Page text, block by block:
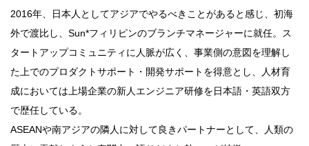
2016年、日本人としてアジアでやるべきことがあると感じ、初海
外で渡比し、Sun*フィリピンのブランチマネージャーに就任。ス
タートアップコミュニティに人脈が広く、事業側の意図を理解し
た上でのプロダクトサポート・開発サポートを得意とし、人材育
成においては上場企業の新人エンジニア研修を日本語・英語双方
で歴任している。
ASEANや南アジアの隣人に対して良きパートナーとして、人類の